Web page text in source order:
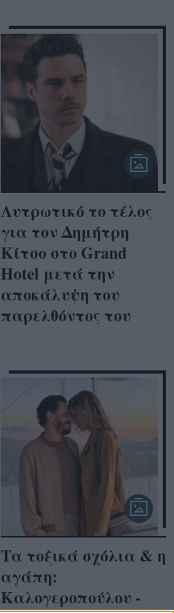
Λυτρωτικό το τέλος
για τον Δημήτρη
Κίτσο στο Grand
Hotel μετά την
αποκάλυψη του
παρελθόντος του
Τα τοξικά σχόλια & η
αγάπη:
Καλογεροπούλου -